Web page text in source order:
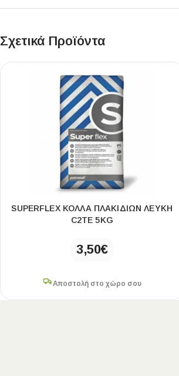
Σχετικά Προϊόντα
SUPERFLEX ΚΟΛΛΑ ΠΛΑΚΙΔΙΩΝ ΛΕΥΚΗ
C2ΤE 5KG
3,50€
Αποστολή στο χώρο σου